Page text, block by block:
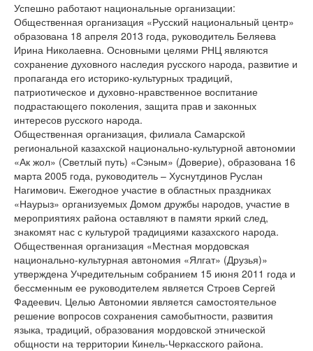
Успешно работают национальные организации:
Общественная организация «Русский национальный центр»
образована 18 апреля 2013 года, руководитель Беляева
Ирина Николаевна. Основными целями РНЦ являются
сохранение духовного наследия русского народа, развитие и
пропаганда его историко-культурных традиций,
патриотическое и духовно-нравственное воспитание
подрастающего поколения, защита прав и законных
интересов русского народа.
Общественная организация, филиала Самарской
региональной казахской национально-культурной автономии
«Ак жол» (Светлый путь) «Сэным» (Доверие), образована 16
марта 2005 года, руководитель – Хуснутдинов Руслан
Нагимович. Ежегодное участие в областных праздниках
«Наурыз» организуемых Домом дружбы народов, участие в
мероприятиях района оставляют в памяти яркий след,
знакомят нас с культурой традициями казахского народа.
Общественная организация «Местная мордовская
национально-культурная автономия «Ялгат» (Друзья)»
утверждена Учредительным собранием 15 июня 2011 года и
бессменным ее руководителем является Строев Сергей
Фадеевич. Целью Автономии является самостоятельное
решение вопросов сохранения самобытности, развития
языка, традиций, образования мордовской этнической
общности на территории Кинель-Черкасского района.